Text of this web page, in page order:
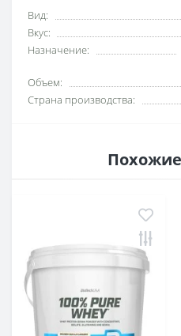
Вид:
Вкус:
Назначение:
Объем:
Страна производства: